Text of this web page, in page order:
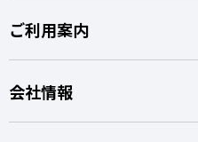
ご利用案内
会社情報